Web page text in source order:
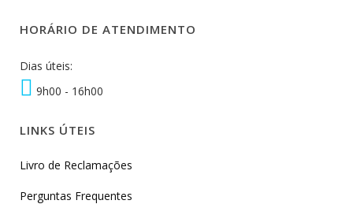
HORÁRIO DE ATENDIMENTO
Dias úteis:
9h00 - 16h00
LINKS ÚTEIS
Livro de Reclamações
Perguntas Frequentes